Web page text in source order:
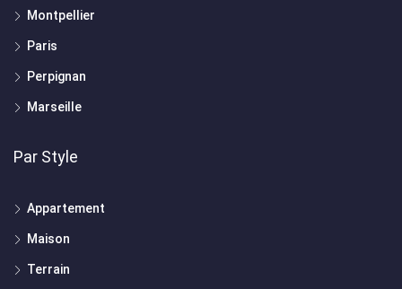
Montpellier
Paris
Perpignan
Marseille
Par Style
Appartement
Maison
Terrain